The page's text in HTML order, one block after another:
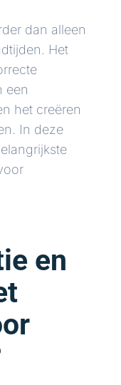
dan alleen
Het
een
het creëren
In deze
en